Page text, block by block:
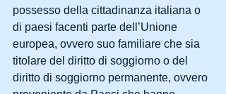
possesso della cittadinanza italiana o
di paesi facenti parte dell’Unione
europea, ovvero suo familiare che sia
titolare del diritto di soggiorno o del
diritto di soggiorno permanente, ovvero